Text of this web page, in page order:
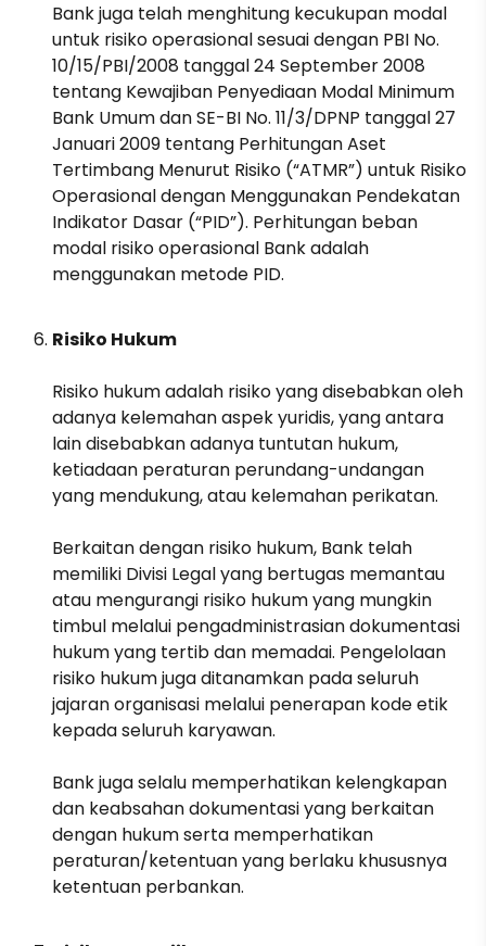
Bank juga telah menghitung kecukupan modal
untuk risiko operasional sesuai dengan PBI No.
10/15/PBI/2008 tanggal 24 September 2008
tentang Kewajiban Penyediaan Modal Minimum
Bank Umum dan SE-BI No. 11/3/DPNP tanggal 27
Januari 2009 tentang Perhitungan Aset
Tertimbang Menurut Risiko (“ATMR”) untuk Risiko
Operasional dengan Menggunakan Pendekatan
Indikator Dasar (“PID”). Perhitungan beban
modal risiko operasional Bank adalah
menggunakan metode PID.
Risiko Hukum
Risiko hukum adalah risiko yang disebabkan oleh
adanya kelemahan aspek yuridis, yang antara
lain disebabkan adanya tuntutan hukum,
ketiadaan peraturan perundang-undangan
yang mendukung, atau kelemahan perikatan.
Berkaitan dengan risiko hukum, Bank telah
memiliki Divisi Legal yang bertugas memantau
atau mengurangi risiko hukum yang mungkin
timbul melalui pengadministrasian dokumentasi
hukum yang tertib dan memadai. Pengelolaan
risiko hukum juga ditanamkan pada seluruh
jajaran organisasi melalui penerapan kode etik
kepada seluruh karyawan.
Bank juga selalu memperhatikan kelengkapan
dan keabsahan dokumentasi yang berkaitan
dengan hukum serta memperhatikan
peraturan/ketentuan yang berlaku khususnya
ketentuan perbankan.